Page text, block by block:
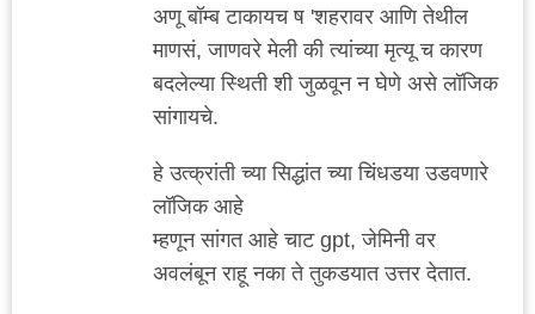
अणू बॉम्ब टाकायच ष 'शहरावर आणि तेथील
माणसं, जाणवरे मेली की त्यांच्या मृत्यू च कारण
बदलेल्या स्थिती शी जुळवून न घेणे असे लॉजिक
सांगायचे.
हे उत्क्रांती च्या सिद्धांत च्या चिंधडया उडवणारे
लॉजिक आहे
म्हणून सांगत आहे चाट gpt, जेमिनी वर
अवलंबून राहू नका ते तुकडयात उत्तर देतात.